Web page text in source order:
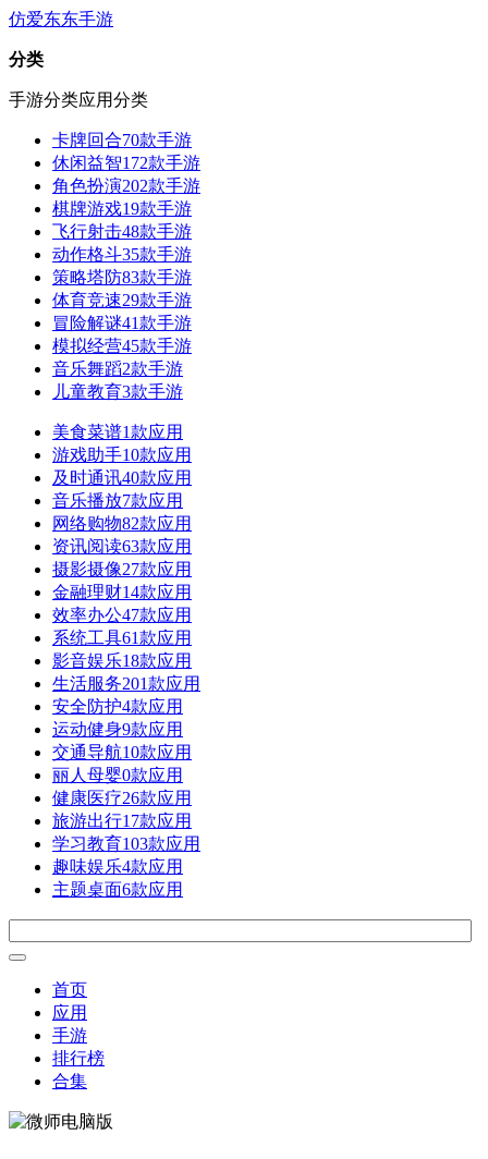
仿爱东东手游
分类
手游分类应用分类
卡牌回合70款手游
休闲益智172款手游
角色扮演202款手游
棋牌游戏19款手游
飞行射击48款手游
动作格斗35款手游
策略塔防83款手游
体育竞速29款手游
冒险解谜41款手游
模拟经营45款手游
音乐舞蹈2款手游
儿童教育3款手游
美食菜谱1款应用
游戏助手10款应用
及时通讯40款应用
音乐播放7款应用
网络购物82款应用
资讯阅读63款应用
摄影摄像27款应用
金融理财14款应用
效率办公47款应用
系统工具61款应用
影音娱乐18款应用
生活服务201款应用
安全防护4款应用
运动健身9款应用
交通导航10款应用
丽人母婴0款应用
健康医疗26款应用
旅游出行17款应用
学习教育103款应用
趣味娱乐4款应用
主题桌面6款应用
首页
应用
手游
排行榜
合集